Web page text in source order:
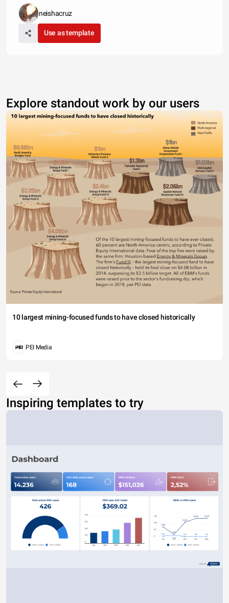
neishacruz
Use as template
Explore standout work by our users
10 largest mining-focused funds to have closed historically
PEI Media
Inspiring templates to try